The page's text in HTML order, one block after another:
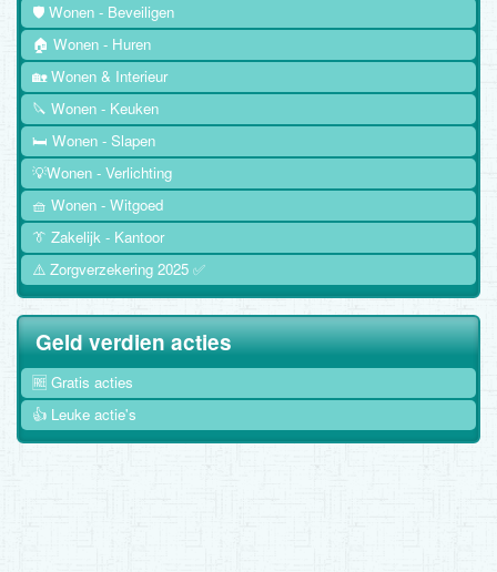
🛡️ Wonen - Beveiligen
🏠 Wonen - Huren
🏡 Wonen & Interieur
🔪 Wonen - Keuken
🛏️ Wonen - Slapen
💡Wonen - Verlichting
🧺 Wonen - Witgoed
👔 Zakelijk - Kantoor
⚠️ Zorgverzekering 2025 ✅
Geld verdien acties
🆓 Gratis acties
👍 Leuke actie's